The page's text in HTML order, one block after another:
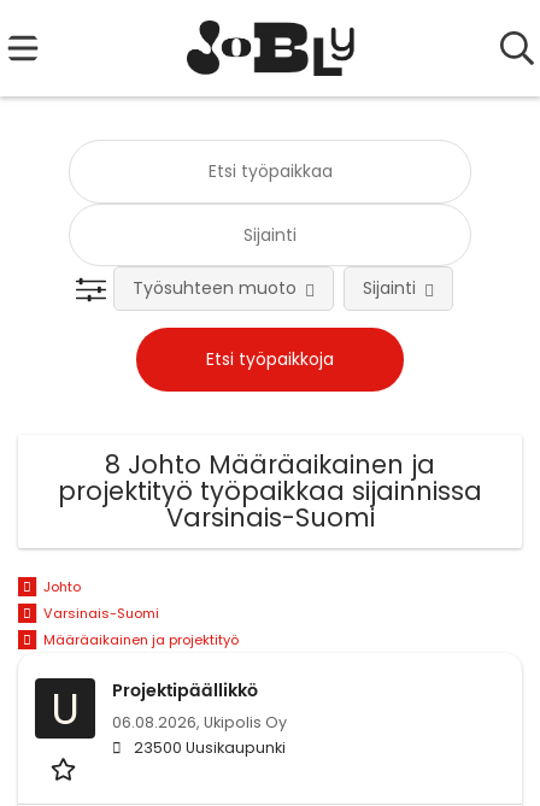
Työsuhteen muoto Sijainti
8 Johto Määräaikainen ja
projektityö työpaikkaa sijainnissa
Varsinais-Suomi
Johto
Varsinais-Suomi
Määräaikainen ja projektityö
U Projektipäällikkö
06.08.2026, Ukipolis Oy
23500 Uusikaupunki